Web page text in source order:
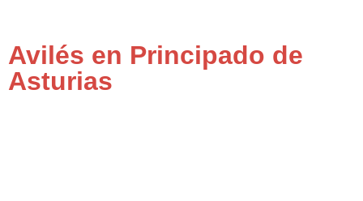
Avilés en Principado de
Asturias